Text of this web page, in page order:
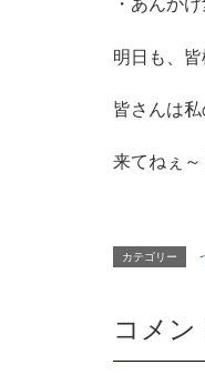
・あんか
明日も、
皆さんは私
来てねぇ～
カテゴリー
コメン